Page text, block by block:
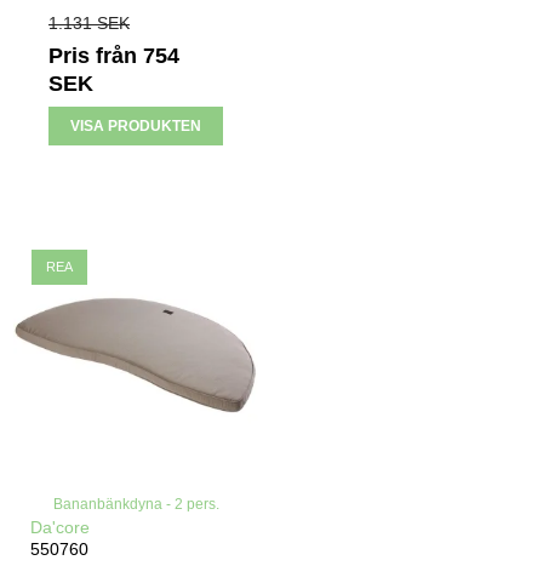
1.131 SEK
Pris från 754
SEK
VISA PRODUKTEN
REA
Bananbänkdyna - 2 pers.
Da'core
550760